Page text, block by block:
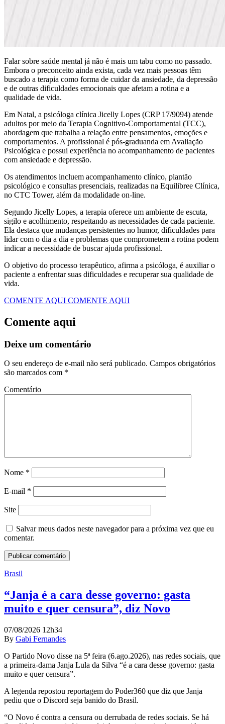
Falar sobre saúde mental já não é mais um tabu como no passado.
Embora o preconceito ainda exista, cada vez mais pessoas têm
buscado a terapia como forma de cuidar da ansiedade, da depressão
e de outras dificuldades emocionais que afetam a rotina e a
qualidade de vida.
Em Natal, a psicóloga clínica Jicelly Lopes (CRP 17/9094) atende
adultos por meio da Terapia Cognitivo-Comportamental (TCC),
abordagem que trabalha a relação entre pensamentos, emoções e
comportamentos. A profissional é pós-graduanda em Avaliação
Psicológica e possui experiência no acompanhamento de pacientes
com ansiedade e depressão.
Os atendimentos incluem acompanhamento clínico, plantão
psicológico e consultas presenciais, realizadas na Equilibree Clínica,
no CTC Tower, além da modalidade on-line.
Segundo Jicelly Lopes, a terapia oferece um ambiente de escuta,
sigilo e acolhimento, respeitando as necessidades de cada paciente.
Ela destaca que mudanças persistentes no humor, dificuldades para
lidar com o dia a dia e problemas que comprometem a rotina podem
indicar a necessidade de buscar ajuda profissional.
O objetivo do processo terapêutico, afirma a psicóloga, é auxiliar o
paciente a enfrentar suas dificuldades e recuperar sua qualidade de
vida.
COMENTE AQUI COMENTE AQUI
Comente aqui
Deixe um comentário
O seu endereço de e-mail não será publicado. Campos obrigatórios
são marcados com *
Comentário
Nome *
E-mail *
Site
Salvar meus dados neste navegador para a próxima vez que eu
comentar.
Brasil
“Janja é a cara desse governo: gasta
muito e quer censura”, diz Novo
07/08/2026 12h34
By Gabi Fernandes
O Partido Novo disse na 5ª feira (6.ago.2026), nas redes sociais, que
a primeira-dama Janja Lula da Silva “é a cara desse governo: gasta
muito e quer censura”.
A legenda repostou reportagem do Poder360 que diz que Janja
pediu que o Discord seja banido do Brasil.
“O Novo é contra a censura ou derrubada de redes sociais. Se há